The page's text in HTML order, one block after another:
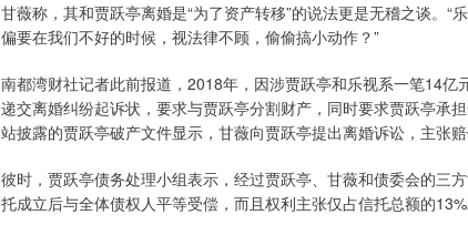
甘薇称，其和贾跃亭离婚是“为了资产转移”的说法更是无稽之谈。“
偏要在我们不好的时候，视法律不顾，偷偷搞小动作？”
南都湾财社记者此前报道，2018年，因涉贾跃亭和乐视系一笔14
递交离婚纠纷起诉状，要求与贾跃亭分割财产，同时要求贾跃亭承
站披露的贾跃亭破产文件显示，甘薇向贾跃亭提出离婚诉讼，主张赔
彼时，贾跃亭债务处理小组表示，经过贾跃亭、甘薇和债委会的三
托成立后与全体债权人平等受偿，而且权利主张仅占信托总额的13%